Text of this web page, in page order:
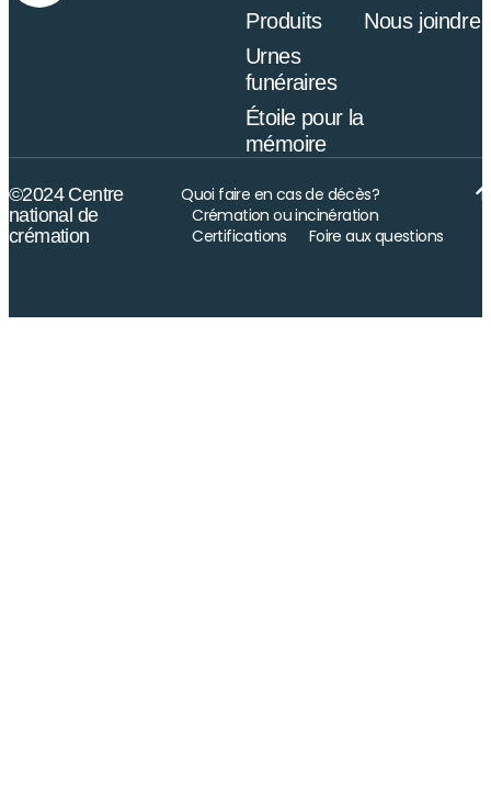
Produits
Urnes
funéraires
Étoile pour la
mémoire
Nous joindre
©2024 Centre
national de
crémation
Quoi faire en cas de décès?
Crémation ou incinération
Certifications
Foire aux questions